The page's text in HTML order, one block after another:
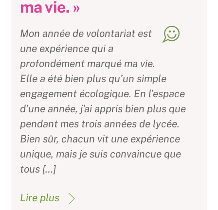
ma vie. »
Mon année de volontariat est
une expérience qui a
profondément marqué ma vie.
Elle a été bien plus qu’un simple
engagement écologique. En l’espace
d’une année, j’ai appris bien plus que
pendant mes trois années de lycée.
Bien sûr, chacun vit une expérience
unique, mais je suis convaincue que
tous […]
Lire plus